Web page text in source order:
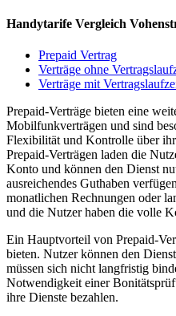
Handytarife Vergleich
Prepaid Vertrag
Verträge ohne
Verträge mit
Prepaid-Verträge bieten eine
Mobilfunkverträgen und sind
Flexibilität und Kontrolle über
Prepaid-Verträgen laden die
Konto und können den Dienst
ausreichendes Guthaben
monatlichen Rechnungen oder
und die Nutzer haben die volle
Ein Hauptvorteil von Prepaid-
bieten. Nutzer können den
müssen sich nicht langfristig
Notwendigkeit einer
ihre Dienste bezahlen.